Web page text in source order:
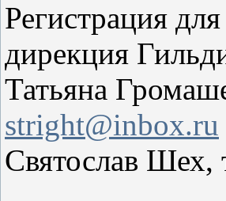
Регистрация
дирекция
Татьяна
stright@inbox.ru
Святослав Шех,